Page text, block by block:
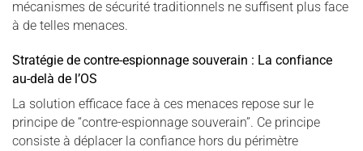
mécanismes de sécurité traditionnels ne suffisent plus face
à de telles menaces.
Stratégie de contre-espionnage souverain : La confiance
au-delà de l’OS
La solution efficace face à ces menaces repose sur le
principe de “contre-espionnage souverain”. Ce principe
consiste à déplacer la confiance hors du périmètre